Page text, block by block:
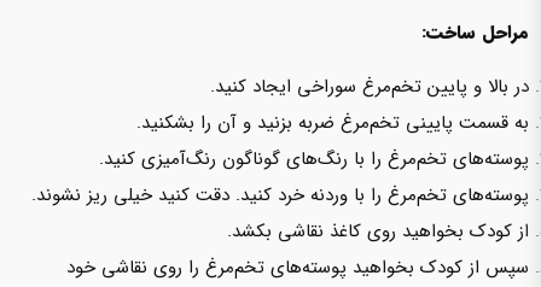
مراحل ساخت:
در بالا و پایین تخم‌مرغ سوراخی ایجاد کنید.
به قسمت پایینی تخم‌مرغ ضربه بزنید و آن را بشکنید.
پوسته‌های تخم‌مرغ را با رنگ‌های گوناگون رنگ‌آمیزی کنید.
پوسته‌های تخم‌مرغ را با وردنه خرد کنید. دقت کنید خیلی ریز نشوند.
از کودک بخواهید روی کاغذ نقاشی بکشد.
سپس از کودک بخواهید پوسته‌های تخم‌مرغ را روی نقاشی خود